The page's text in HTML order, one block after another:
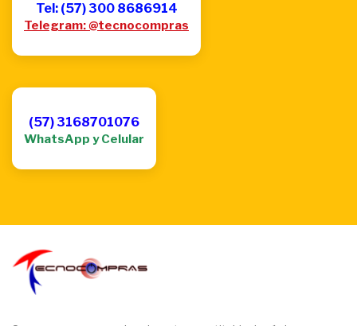
Tel: (57) 300 8686914
Telegram: @tecnocompras
(57) 3168701076
WhatsApp y Celular